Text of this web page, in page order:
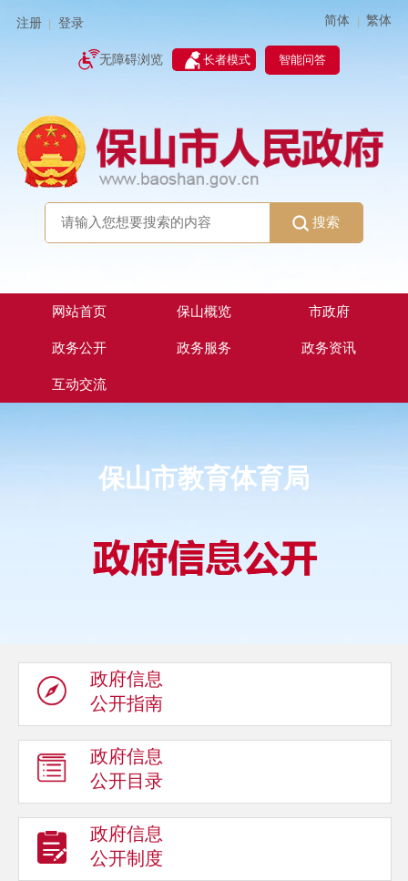
注册 登录 简体 | 繁体
无障碍浏览 长者模式 智能问答
搜索
网站首页 保山概览 市政府
政务公开 政务服务 政务资讯
互动交流
保山市教育体育局
政府信息
公开指南
政府信息
公开目录
政府信息
公开制度